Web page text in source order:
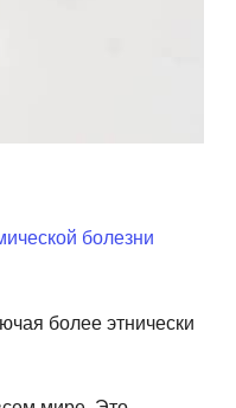
болезни
более этнически